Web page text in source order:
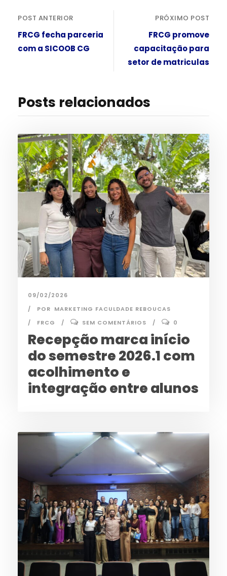
POST ANTERIOR
FRCG fecha parceria
com a SICOOB CG
PRÓXIMO POST
FRCG promove
capacitação para
setor de matriculas
Posts relacionados
09/02/2026
POR MARKETING FACULDADE REBOUCAS
FRCG
SEM COMENTÁRIOS 0
Recepção marca início
do semestre 2026.1 com
acolhimento e
integração entre alunos